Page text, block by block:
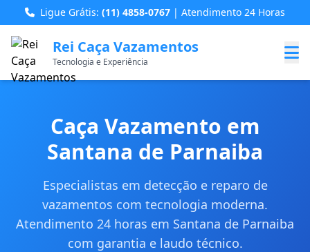
Ligue Grátis: (11) 4858-0767 | Atendimento 24 Horas
Rei Caça Vazamentos
Tecnologia e Experiência
Caça Vazamento em
Santana de Parnaiba
Especialistas em detecção e reparo de
vazamentos com tecnologia moderna.
Atendimento 24 horas em Santana de Parnaiba
com garantia e laudo técnico.